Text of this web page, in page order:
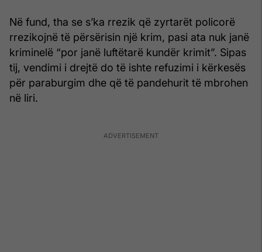
Në fund, tha se s’ka rrezik që zyrtarët policorë
rrezikojnë të përsërisin një krim, pasi ata nuk janë
kriminelë “por janë luftëtarë kundër krimit”. Sipas
tij, vendimi i drejtë do të ishte refuzimi i kërkesës
për paraburgim dhe që të pandehurit të mbrohen
në liri.